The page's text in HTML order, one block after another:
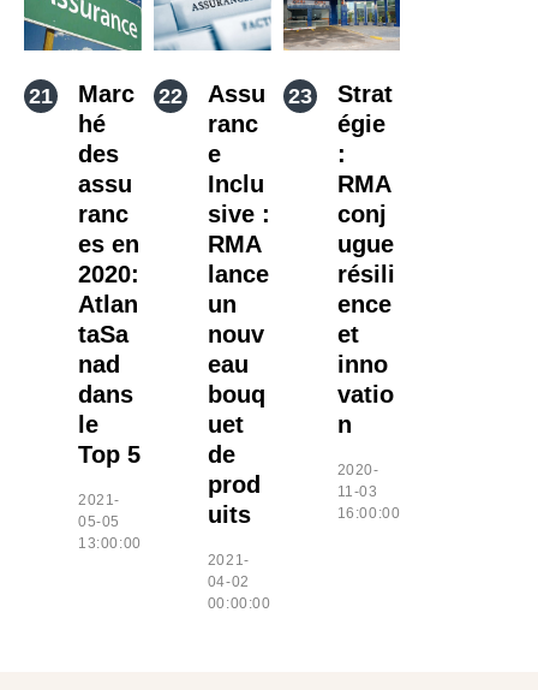
Marc
hé
des
assu
ranc
es en
2020:
Atlan
taSa
nad
dans
le
Top 5
2021-
05-05
13:00:00
Assu
ranc
e
Inclu
sive :
RMA
lance
un
nouv
eau
bouq
uet
de
prod
uits
2021-
04-02
00:00:00
Strat
égie
:
RMA
conj
ugue
résili
ence
et
inno
vatio
n
2020-
11-03
16:00:00